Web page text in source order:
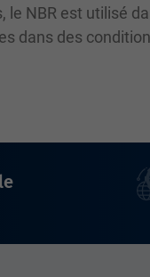
le NBR est utilisé
dans des